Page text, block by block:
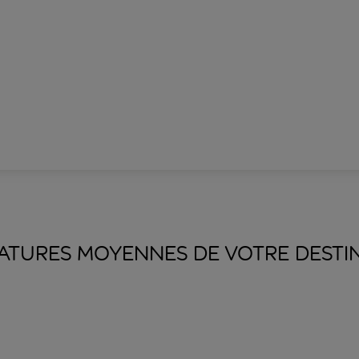
MOYENNES DE VOTRE